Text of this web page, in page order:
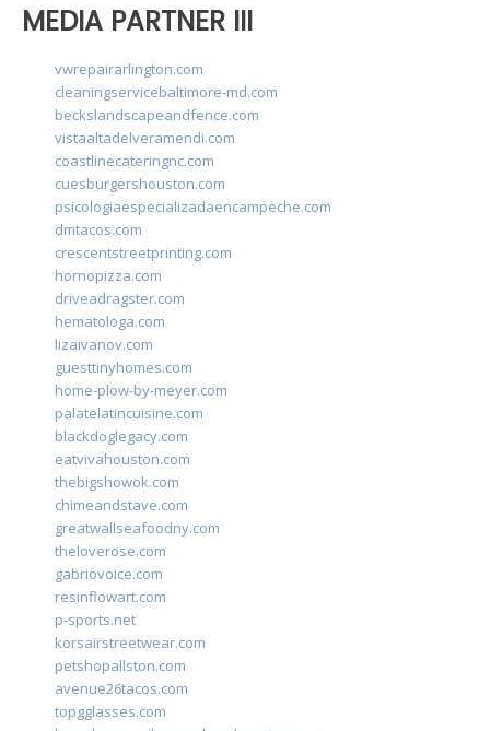
MEDIA PARTNER III
vwrepairarlington.com
cleaningservicebaltimore-md.com
beckslandscapeandfence.com
vistaaltadelveramendi.com
coastlinecateringnc.com
cuesburgershouston.com
psicologiaespecializadaencampeche.com
dmtacos.com
crescentstreetprinting.com
hornopizza.com
driveadragster.com
hematologa.com
lizaivanov.com
guesttinyhomes.com
home-plow-by-meyer.com
palatelatincuisine.com
blackdoglegacy.com
eatvivahouston.com
thebigshowok.com
chimeandstave.com
greatwallseafoodny.com
theloverose.com
gabriovoice.com
resinflowart.com
p-sports.net
korsairstreetwear.com
petshopallston.com
avenue26tacos.com
topgglasses.com